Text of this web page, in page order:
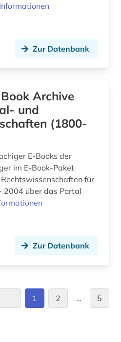
Zur Datenbank
Archive
und
(1800-
E-Books der
im E-Book-Paket
für
2004 über das Portal
Zur Datenbank
1 2 … 5